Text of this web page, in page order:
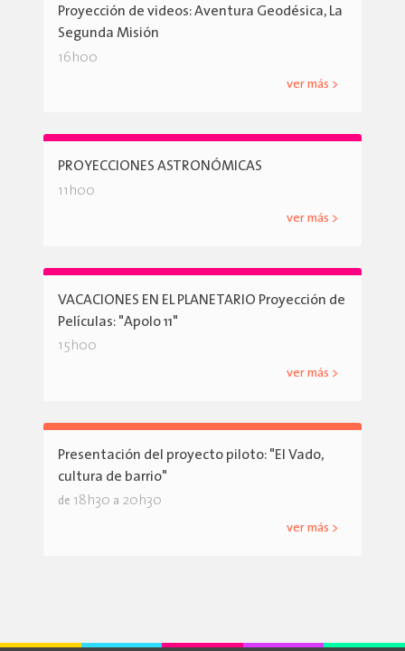
Proyección de videos: Aventura Geodésica, La
Segunda Misión
16h00
ver más >
PROYECCIONES ASTRONÓMICAS
11h00
ver más >
VACACIONES EN EL PLANETARIO Proyección de
Películas: "Apolo 11"
15h00
ver más >
Presentación del proyecto piloto: "El Vado,
cultura de barrio"
de 18h30 a 20h30
ver más >